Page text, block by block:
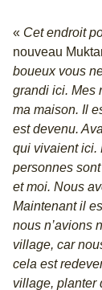
« Cet endroit
nouveau
boueux vous
grandi ici. Mes
ma maison. Il
est devenu.
qui vivaient ici.
personnes
et moi. Nous
Maintenant il
nous n’avions
village, car
cela est
village, planter